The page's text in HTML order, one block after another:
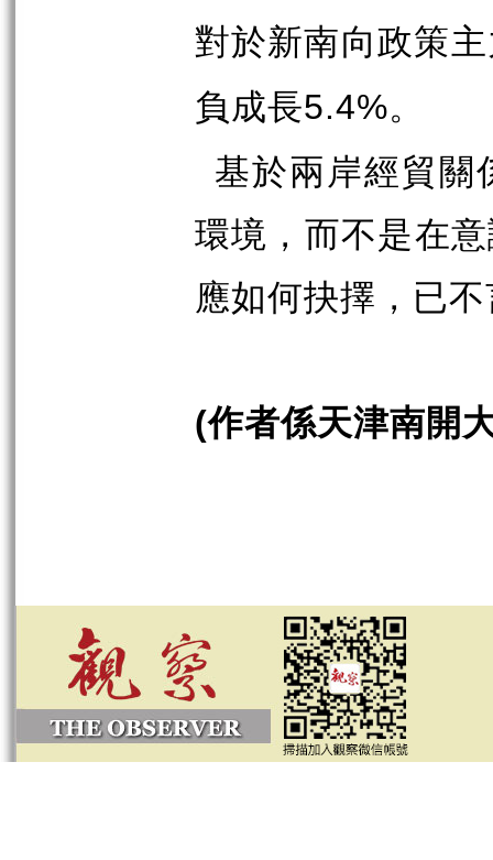
對於新南向政策
負成長5.4%。
基於兩岸經貿關
環境，而不是在
應如何抉擇，已
(作者係天津南開